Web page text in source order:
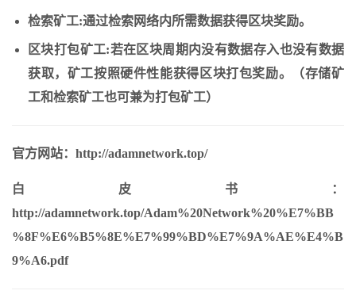
检索矿工:通过检索网络内所需数据获得区块奖励。
区块打包矿工:若在区块周期内没有数据存入也没有数据
获取，矿工按照硬件性能获得区块打包奖励。（存储矿
工和检索矿工也可兼为打包矿工）
官方网站：http://adamnetwork.top/
白皮书：
http://adamnetwork.top/Adam%20Network%20%E7%BB
%8F%E6%B5%8E%E7%99%BD%E7%9A%AE%E4%B
9%A6.pdf